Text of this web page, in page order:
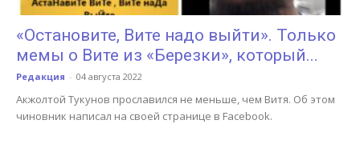
«Остановите, Вите надо выйти». Только
мемы о Вите из «Березки», который...
Редакция - 04 августа 2022
Акжолтой Тукунов прославился не меньше, чем Витя. Об этом
чиновник написал на своей странице в Facebook.